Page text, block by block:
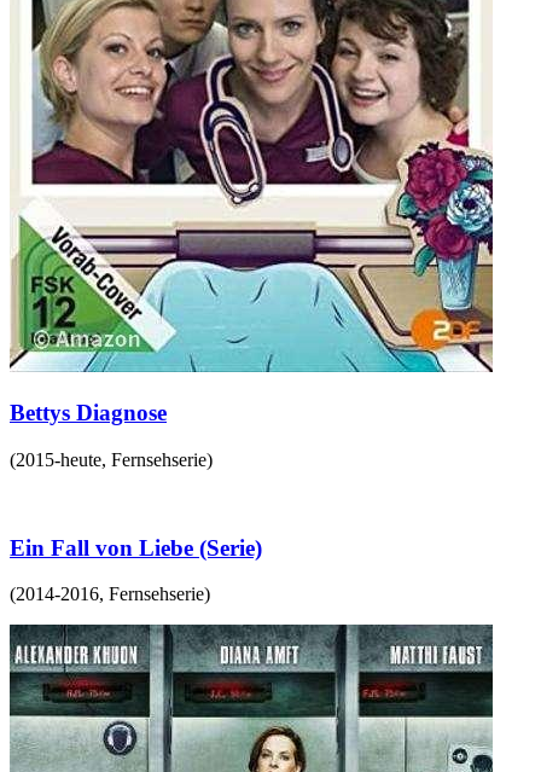
Bettys Diagnose
(2015-heute, Fernsehserie)
Ein Fall von Liebe (Serie)
(2014-2016, Fernsehserie)